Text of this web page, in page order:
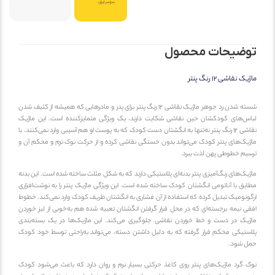
محصول
نقاشی 12 رنگ پنتر
شسته شدن رد جوهر ماژیک نقاشی 12 رنگ پنتر برای پدر و مادرهایی که همیشه از کثیف شدن
کودکشان حین نقاشی شکایت دارند، یک ویژگی متمایزکننده است. این ماژیک
نقاشی 12 رنگ پنتر نه‌تنها به انگشتان دست کودک که به پوست او هم آسیبی وارد نمی‌کنند. با
پنتر کودک می‌تواند بدون خستگی نقاشی کرده و از حرکت نوک نرم و محکم آن و
خطوطی پهن لذت ببرد.
رنگ‌‌آمیزی پنتر بدنه‌ای پلاستیکی دارند که به شکل مثلث ساخته شده است. این بدنه
با آناتومی انگشتان کودک ساخته شده است. این ویژگی ماژیک پنتر را به نوشت‌افزاری
تبدیل کرده که استفاده از آن فشاری به انگشتان ظریف کودک وارد نمی‌کند. خطوط
نیمه برجسته‌ای که در محل قرار گرفتن انگشتان تعبیه شده هم به‌خوبی از لیز خوردن
در دست و خط خوردن نقاشی جلوگیری می‌کند. این ماژیک‌ها در یک بسته‌بندی
محکم قرار گرفته که به دلیل داشتن دسته، می‌تواند به‌راحتی توسط خود کودک
شود.
گرد ماژیک‌های پنتر روی کاغذ حرکتی بسیار نرم و روان دارد که باعث می‌شود کودک